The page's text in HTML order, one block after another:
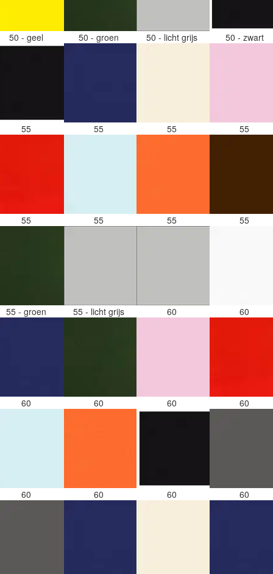
50 - geel 50 - groen 50 - licht grijs 50 - zwart
55 55 55 55
55 55 55 55
55 - groen 55 - licht grijs 60 60
60 60 60 60
60 60 60 60